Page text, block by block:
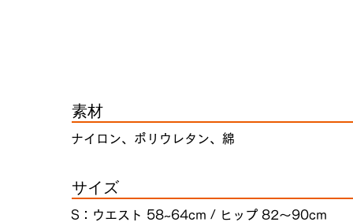
素材
ナイロン、ポリウレタン、綿
サイズ
S：ウエスト 58~64cm / ヒップ 82～90cm